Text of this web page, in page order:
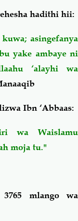
hadithi hii:
asingefanya
yake ambaye ni
‘alayhi wa
Ibn ‘Abbaas:
wa Waislamu
moja tu."
3765 mlango wa